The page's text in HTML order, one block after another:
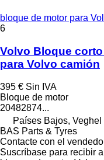
bloque de motor para
6
Volvo Bloque
para Volvo camión
395 € Sin IVA
Bloque de motor
20482874...
Países Bajos, Veghel
BAS Parts & Tyres
Contacte con el
Suscríbase para recibir